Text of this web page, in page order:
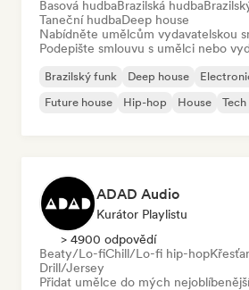
Basová hudbaBrazilská hudba
Taneční hudbaDeep house
Nabídněte umělcům vydavatelskou
Podepište smlouvu s umělci nebo
Brazilský funk Deep house
Future house
Hip-hop House
ADAD Audio
Kurátor Playlistu
> 4900 odpovědí
Beaty/Lo-fiChill/Lo-fi hip-hop
Drill/Jersey
Přidat umělce do mých